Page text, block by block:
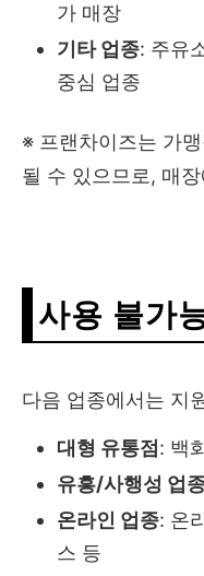
가 매장
기타 업종: 주유
중심 업종
※ 프랜차이즈는 가
될 수 있으므로, 매
사용 불가
다음 업종에서는 지
대형 유통점 : 백
유흥/사행성 업
온라인 업종: 온
스 등